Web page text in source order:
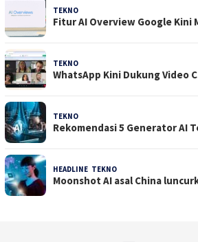
TEKNO
Fitur AI Overview Google Kini
TEKNO
WhatsApp Kini Dukung Video
TEKNO
Rekomendasi 5 Generator AI
HEADLINE TEKNO
Moonshot AI asal China